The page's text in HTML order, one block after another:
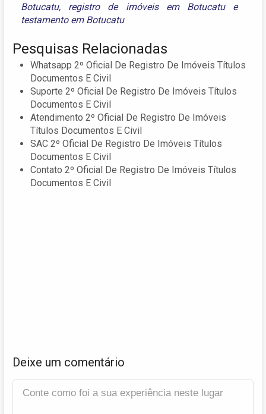
Botucatu, registro de imóveis em Botucatue
testamento em Botucatu
Pesquisas Relacionadas
Whatsapp 2º Oficial De Registro De Imóveis Títulos
Documentos E Civil
Suporte 2º Oficial De Registro De Imóveis Títulos
Documentos E Civil
Atendimento 2º Oficial De Registro De Imóveis
Títulos Documentos E Civil
SAC 2º Oficial De Registro De Imóveis Títulos
Documentos E Civil
Contato 2º Oficial De Registro De Imóveis Títulos
Documentos E Civil
Deixe um comentário